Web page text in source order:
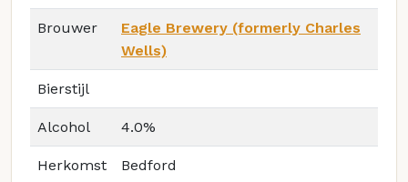
Brouwer
Eagle Brewery (formerly Charles
Wells)
Bierstijl
Alcohol 4.0%
Herkomst Bedford